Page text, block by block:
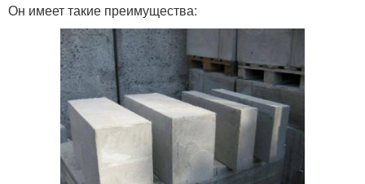
Он имеет такие преимущества: